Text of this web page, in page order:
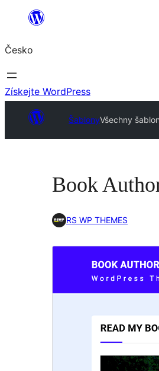
Přeskočit
obsah
Česko
Získejte WordPress
ŠablonyVšechny
Book
RS WP THEMES